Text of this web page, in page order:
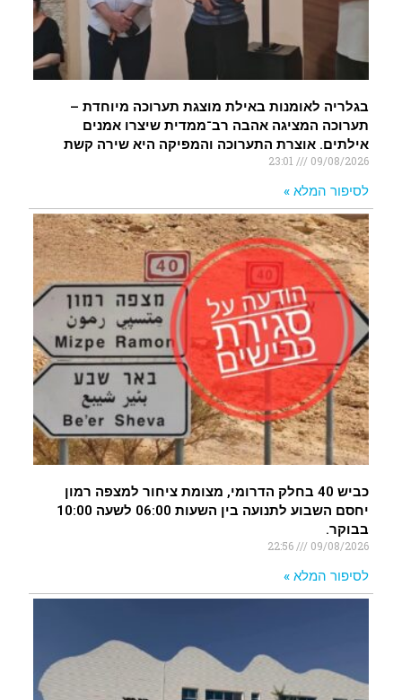
בגלריה לאומנות באילת מוצגת תערוכה מיוחדת –
תערוכה המציגה אהבה רב־ממדית שיצרו אמנים
אילתים. אוצרת התערוכה והמפיקה היא שירה קשת
09/08/2026
לסיפור המלא »
כביש 40 בחלק הדרומי, מצומת ציחור למצפה רמון
יחסם השבוע לתנועה בין השעות 06:00 לשעה 10:00
בבוקר.
09/08/2026
22:56
לסיפור המלא »